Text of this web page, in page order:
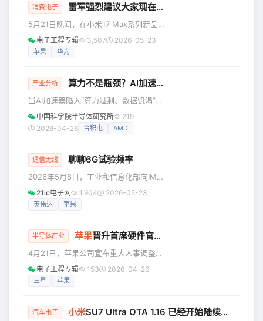
9030S芯片。 根据官方公布的技术细
节，麒麟9030S专为智慧影像而生，其
AI处理能力实现了跨越式提升。其中
NPU图像理解能力惊人地增长了200%，
而AI色彩引擎也获得了43%的性能增
消费电子 雷军强烈建议大家现在就换手机
5月21日晚间，在小米17 Max系列新品
发布会上，小米创始人雷军公开向消费
者发出换机建议："未来两年，据我们的
贵。如果你有计划未来一年换手机的
态迅速引发行业热议，#雷军强烈推荐现
在就换手机#话题登上热搜。在发布会后
的媒体群访中，雷军进一步透露，小米
厂商，接下来
电子工程专辑 3,507 2026-05-23
苹果 华为
产业分析 算力不是瓶颈？AI加速器的真正命门在这里
当AI加速器陷入“算力过剩、数据饥渴”的
怪圈，决定性能上限的早已不是计算核
心的数量，而是内存带宽与互联架构。
家都在喊算力不够，要堆更多核心。 但
算单元本身，而是内存和互联架构。 AI
加速器到底是怎么进化到今天的 AI硬件
的发展路线其实非常清晰，就是从通用
中国科学院半导体研究所
219
2026-04-26
台积电 AMD
通信无线 聊聊6G试验频率
2026年5月8日，工业和信息化部向IMT-
2030（6G）推进组批复6G试验频率使
用许可，支持其在部分地区开展6G技术
进入到新的阶段，正加速从实验室走向
一步。 █ 6G试验频率，到底是哪个频
段？ 本次批复的6G试验频率，是6425-
7125MHz，带宽700MHz，覆盖中频段
21ic电子网 1,904 2026-05-23
英伟达 苹果
半导体产业 苹果晋升首席硬件官，加速自研芯片布局
4月21日，苹果公司宣布重大人事调整：
硬件部门负责人约翰・特纳斯（John
Ternus）将接替蒂姆·库克出任新任首席
命为苹果历史上首位首席硬件官，即刻
电子工程专辑 153 2026-04-26
三星 苹果
汽车电子 小米SU7 Ultra OTA 1.16 已经开始陆续推送！